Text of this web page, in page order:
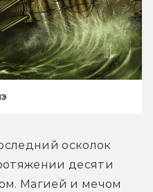
осколок
десяти
Магией и мечом